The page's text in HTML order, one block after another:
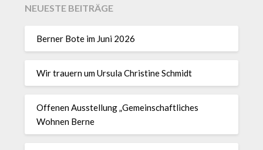
NEUESTE BEITRÄGE
Berner Bote im Juni 2026
Wir trauern um Ursula Christine Schmidt
Offenen Ausstellung „Gemeinschaftliches
Wohnen Berne